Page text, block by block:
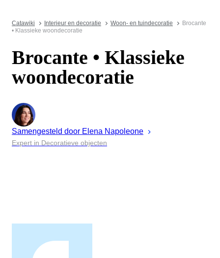
Catawiki Interieur en decoratie Woon- en tuindecoratie
Brocante
• Klassieke woondecoratie
Brocante • Klassieke
woondecoratie
Samengesteld door Elena Napoleone
Expert in Decoratieve objecten